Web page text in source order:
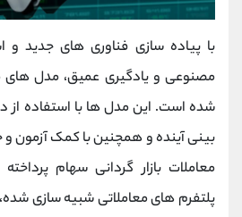
با پیاده سازی فناوری های جدید
مصنوعی و یادگیری عمیق، مدل های
شده است. این مدل ها با استفاده
بینی آینده و همچنین با کمک آزمون
معاملات بازار گردانی سهام
پلتفرم های معاملاتی شبیه سازی شده،